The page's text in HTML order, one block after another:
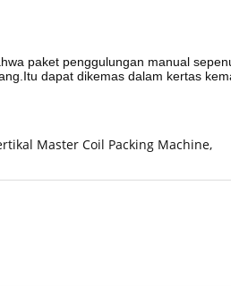
paket penggulungan manual
dapat dikemas dalam kertas
Master Coil Packing Machine,